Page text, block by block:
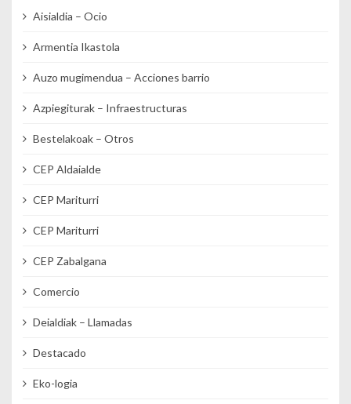
Aisialdia – Ocio
Armentia Ikastola
Auzo mugimendua – Acciones barrio
Azpiegiturak – Infraestructuras
Bestelakoak – Otros
CEP Aldaialde
CEP Mariturri
CEP Mariturri
CEP Zabalgana
Comercio
Deialdiak – Llamadas
Destacado
Eko-logia